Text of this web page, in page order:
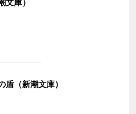
盾（新潮文庫）